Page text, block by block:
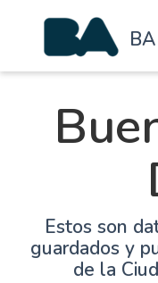
Estos son
guardados y
de la